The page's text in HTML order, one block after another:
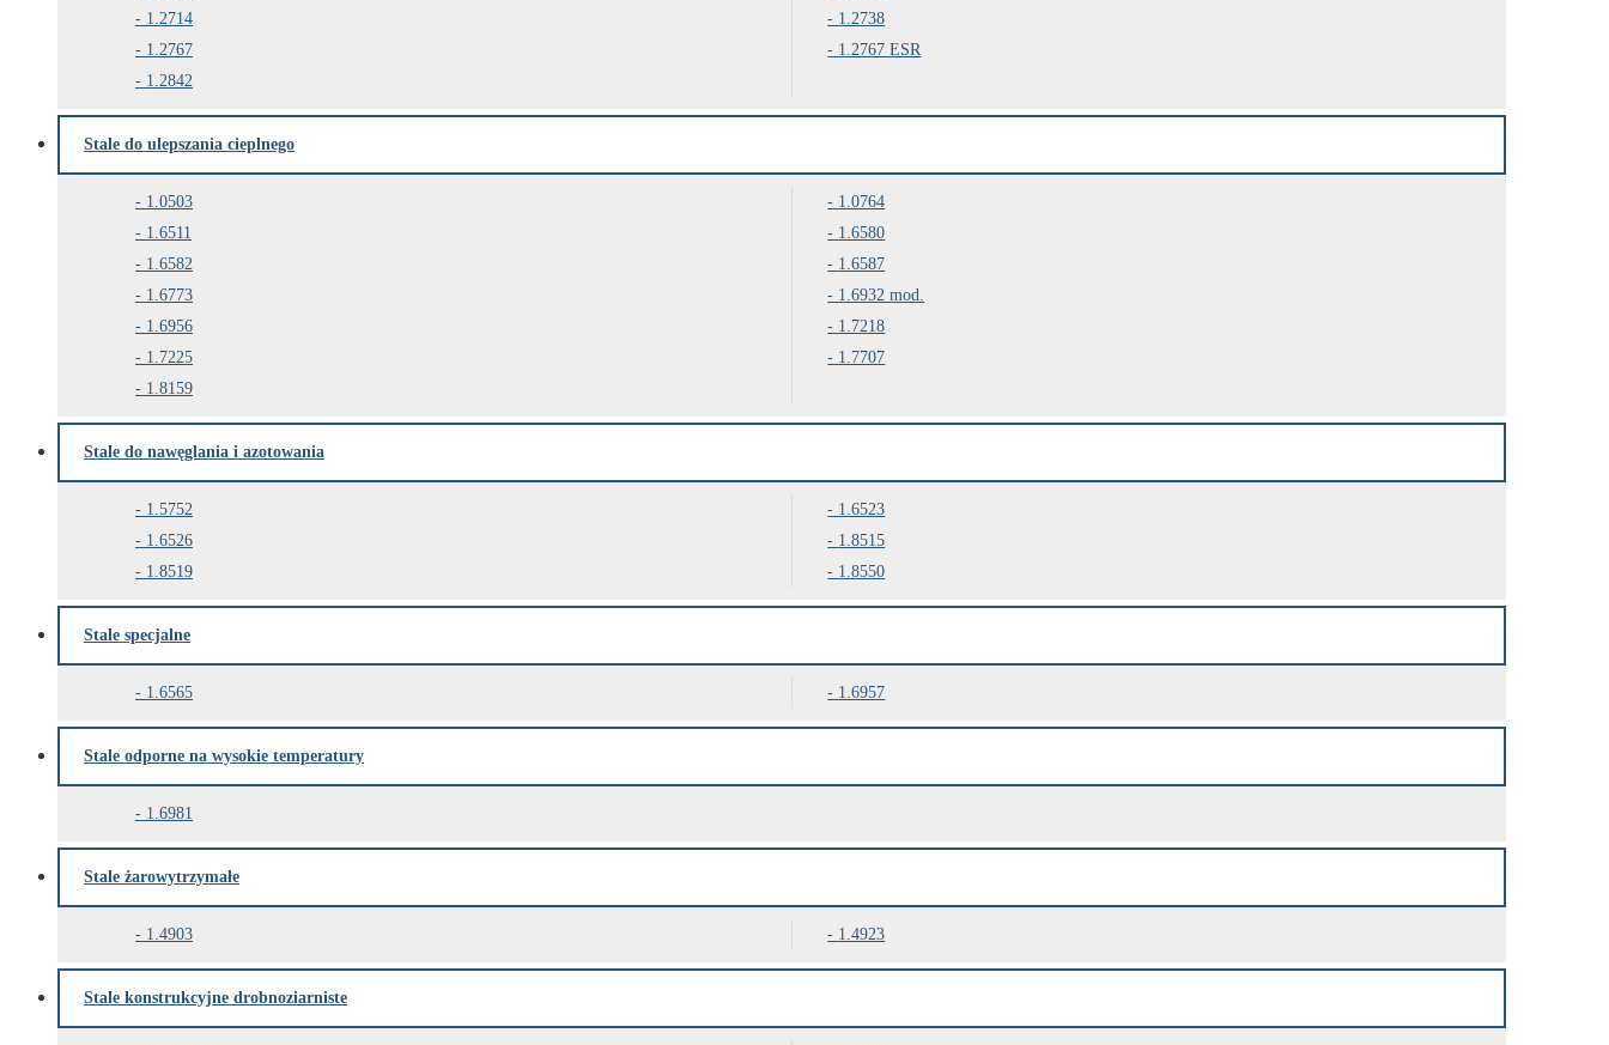
1.2714
1.2738
1.2767
1.2767 ESR
1.2842
Stale do ulepszania cieplnego
1.0503
1.0764
1.6511
1.6580
1.6582
1.6587
1.6773
1.6932 mod.
1.6956
1.7218
1.7225
1.7707
1.8159
Stale do nawęglania i azotowania
1.5752
1.6523
1.6526
1.8515
1.8519
1.8550
Stale specjalne
1.6565 1.6957
Stale odporne na wysokie temperatury
1.6981
Stale żarowytrzymałe
1.4903 1.4923
Stale konstrukcyjne drobnoziarniste